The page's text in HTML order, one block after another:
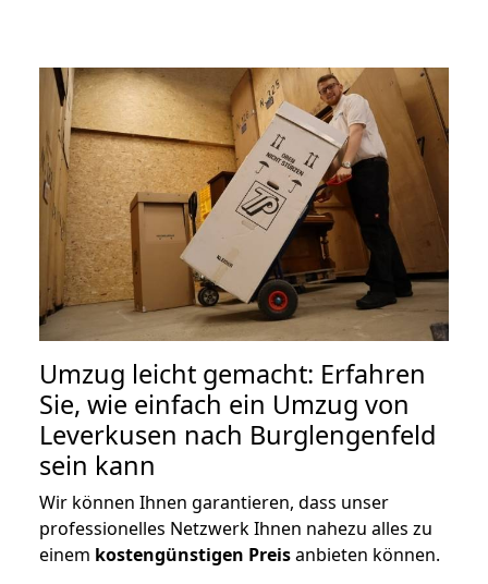
Umzug leicht gemacht: Erfahren
Sie, wie einfach ein Umzug von
Leverkusen nach Burglengenfeld
sein kann
Wir können Ihnen garantieren, dass unser
professionelles Netzwerk Ihnen nahezu alles zu
einem kostengünstigen Preisanbieten können.